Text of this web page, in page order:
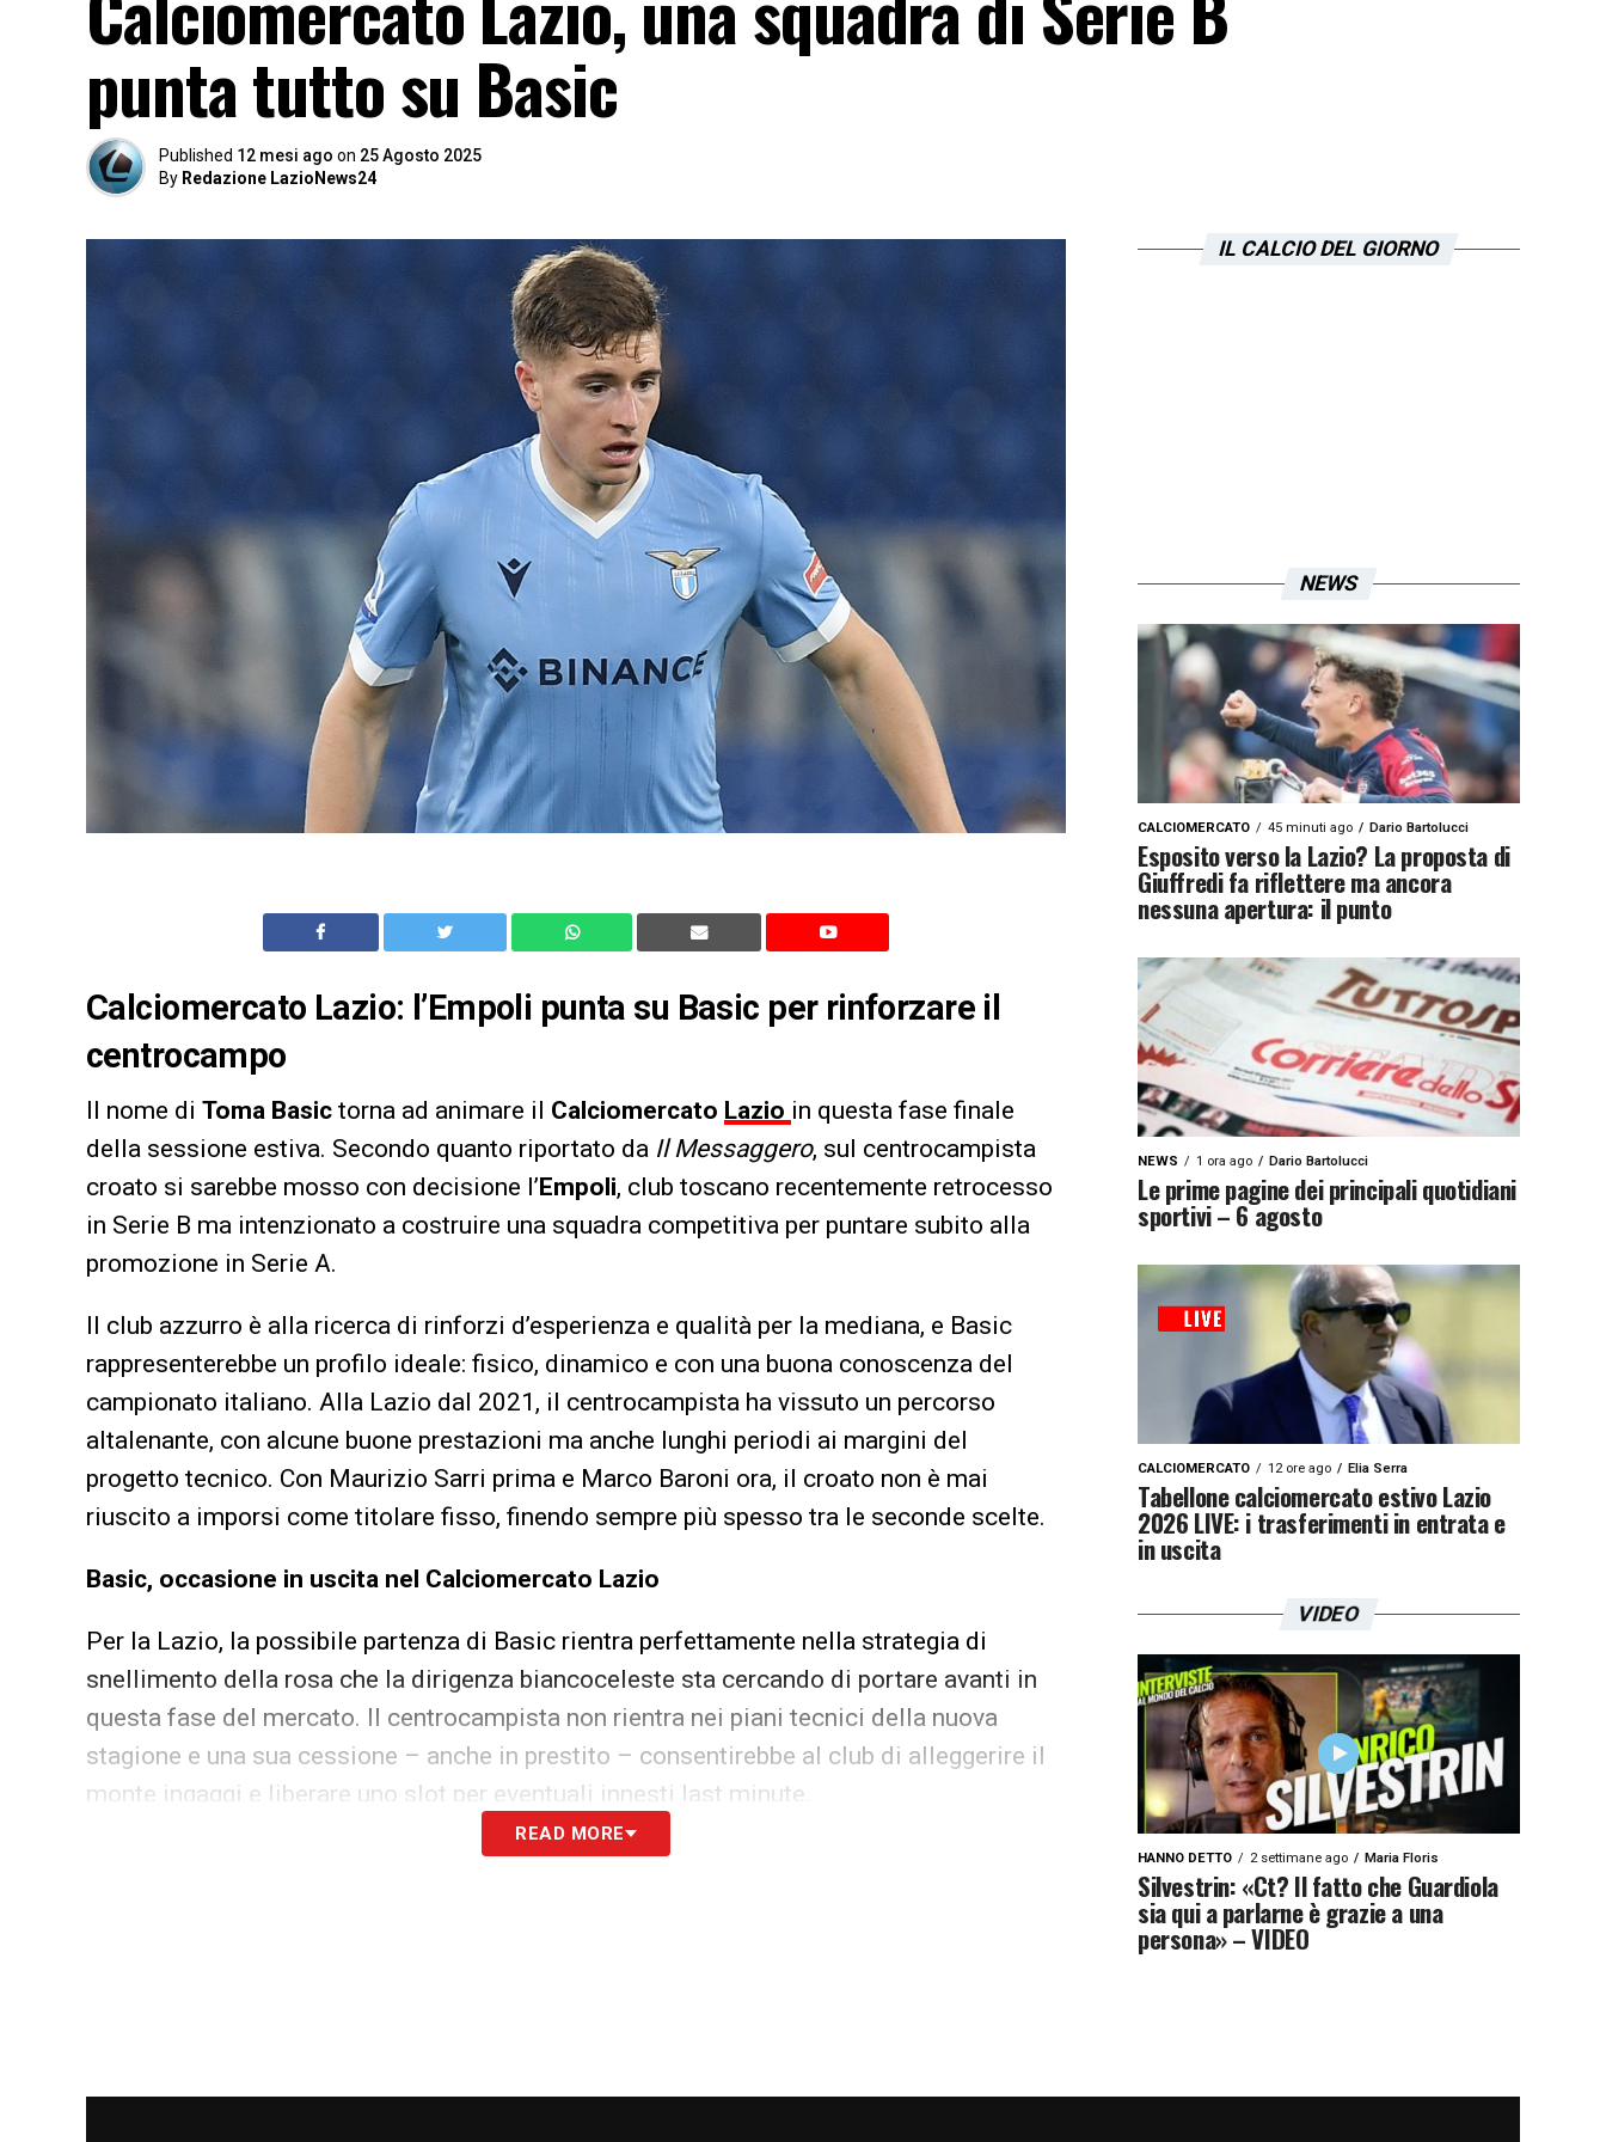
punta tutto su Basic
Published 12 mesi ago on 25 Agosto 2025
By Redazione LazioNews24
Calciomercato Lazio: l’Empoli punta su Basic per rinforzare il
centrocampo
Il nome di Toma Basic torna ad animare il Calciomercato Lazio in questa fase finale
della sessione estiva. Secondo quanto riportato da Il Messaggero, sul centrocampista
croato si sarebbe mosso con decisione l’ Empoli, club toscano recentemente retrocesso
in Serie B ma intenzionato a costruire una squadra competitiva per puntare subito alla
promozione in Serie A.
Il club azzurro è alla ricerca di rinforzi d’esperienza e qualità per la mediana, e Basic
rappresenterebbe un profilo ideale: fisico, dinamico e con una buona conoscenza del
campionato italiano. Alla Lazio dal 2021, il centrocampista ha vissuto un percorso
altalenante, con alcune buone prestazioni ma anche lunghi periodi ai margini del
progetto tecnico. Con Maurizio Sarri prima e Marco Baroni ora, il croato non è mai
riuscito a imporsi come titolare fisso, finendo sempre più spesso tra le seconde scelte.
Basic, occasione in uscita nel Calciomercato Lazio
Per la Lazio, la possibile partenza di Basic rientra perfettamente nella strategia di
snellimento della rosa che la dirigenza biancoceleste sta cercando di portare avanti in
questa fase del mercato. Il centrocampista non rientra nei piani tecnici della nuova
stagione e una sua cessione – anche in prestito – consentirebbe al club di alleggerire il
monte ingaggi e liberare uno slot per eventuali innesti last minute.
L’Empoli, dal canto suo, punta sulla voglia di rilancio del giocatore. Basic potrebbe
READ MORE
IL CALCIO DEL GIORNO
NEWS
CALCIOMERCATO 45 minuti ago Dario Bartolucci
Esposito verso la Lazio? La proposta di
Giuffredi fa riflettere ma ancora
nessuna apertura: il punto
NEWS 1 ora ago Dario Bartolucci
Le prime pagine dei principali quotidiani
sportivi – 6 agosto
CALCIOMERCATO 12 ore ago Elia Serra
Tabellone calciomercato estivo Lazio
2026 LIVE: i trasferimenti in entrata e
in uscita
VIDEO
HANNO DETTO 2 settimane ago Maria Floris
Silvestrin: «Ct? Il fatto che Guardiola
sia qui a parlarne è grazie a una
persona» – VIDEO